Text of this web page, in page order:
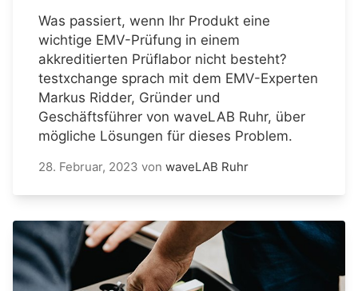
Was passiert, wenn Ihr Produkt eine
wichtige EMV-Prüfung in einem
akkreditierten Prüflabor nicht besteht?
testxchange sprach mit dem EMV-Experten
Markus Ridder, Gründer und
Geschäftsführer von waveLAB Ruhr, über
mögliche Lösungen für dieses Problem.
28. Februar, 2023 von waveLAB Ruhr